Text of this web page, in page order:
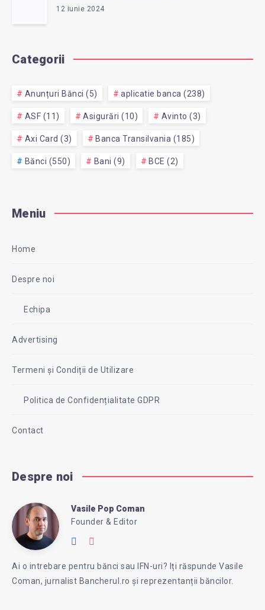
12 iunie 2024
Categorii
Anunțuri Bănci (5) aplicatie banca (238)
ASF (11) Asigurări (10) Avinto (3)
Axi Card (3) Banca Transilvania (185)
Bănci (550) Bani (9) BCE (2)
Meniu
Home
Despre noi
Echipa
Advertising
Termeni și Condiții de Utilizare
Politica de Confidențialitate GDPR
Contact
Despre noi
Vasile
Pop
Vasile Pop Coman
Founder & Editor
Follow
on
Ai o intrebare pentru bănci sau IFN-uri? Iți răspunde Vasile
Coman, jurnalist Bancherul.ro și reprezentanții băncilor.